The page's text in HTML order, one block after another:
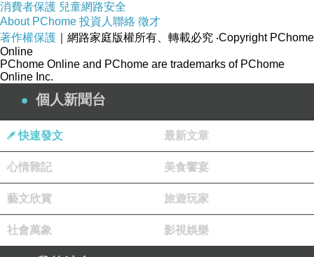
說真的，到底全世界哪一個大牌巨星，會把演唱
會搞到半夜才唱，午夜3點唱完後讓歌迷只能搭
貴森森的計程車回飯店或是乾脆待到早上才有捷
運可坐的實況，真的是好難想像，但是是真的。
在聽這張3黑膠的時候，我也想像自己半夜看著
這場演唱會，還不准任何人帶手機進場。
嗯—————真是任性的瑪丹娜啊！
消費者保護 兒童網路安全
About PChome 投資人聯絡 徵才
著作權保護 ｜網路家庭版權所有、轉載必究 ‧Copyright PChome
Online
PChome Online and PChome are trademarks of PChome
Online Inc.
個人新聞台
快速發文 最新文章
心情雜記 美食饗宴
藝文欣賞 旅遊玩家
社會萬象 影視娛樂